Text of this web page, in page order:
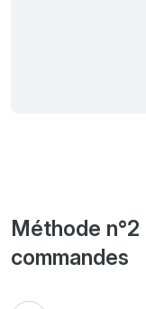
Méthode n°2
commandes